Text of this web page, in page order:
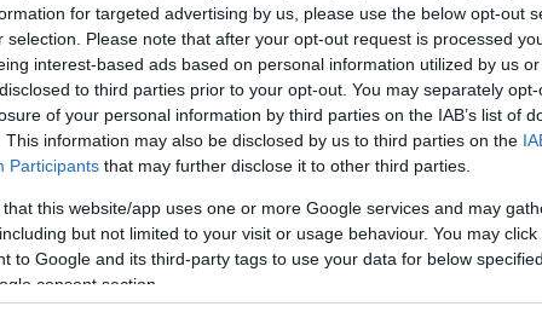
for targeted advertising by us, please use the below opt-out
selection. Please note that after your opt-out request is processed
interest-based ads based on personal information utilized by us
to third parties prior to your opt-out. You may separately
of your personal information by third parties on the IAB’s list of
This information may also be disclosed by us to third parties on the
Participants that may further disclose it to other third parties.
that this website/app uses one or more Google services and may
but not limited to your visit or usage behaviour. You may
to Google and its third-party tags to use your data for below
consent section.
Nexxen, su
DJI Avinox,
y alto
urbanas, de trekking, montaña
recreativa y...
Leer Más